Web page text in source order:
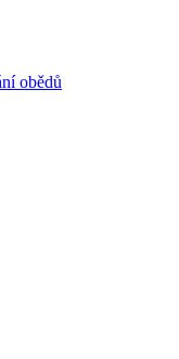
obědů